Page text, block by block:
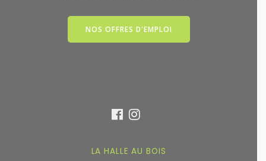
LA HALLE AU BOIS
NOS OFFRES D'EMPLOI